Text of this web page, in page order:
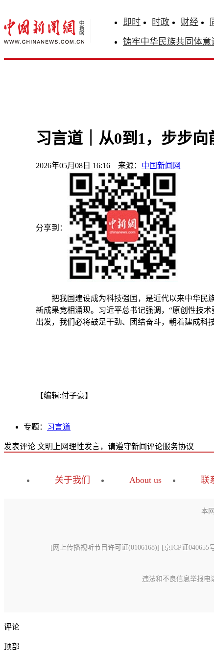
即时 时政 财经
铸牢中华民族共同体意
习言道｜从0到1，步步向
2026年05月08日 16:16 来源： 中国新闻网
分享到：
把我国建设成为科技强国，是近代以来中华民族
新成果竞相涌现。习近平总书记强调，“原创性技术
出发，我们必将鼓足干劲、团结奋斗，朝着建成科
【编辑:付子豪】
专题： 习言道
发表评论 文明上网理性发言，请遵守新闻评论服务协议
关于我们 About us 联
本
[ 网上传播视听节目许可证(0106168)] [京ICP证040655
违法和不良信息举报电
评论
顶部